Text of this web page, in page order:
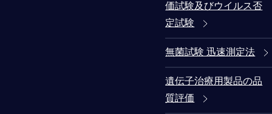
価試験及びウイルス否
定試験
無菌試験 迅速測定法
遺伝子治療用製品の品
質評価